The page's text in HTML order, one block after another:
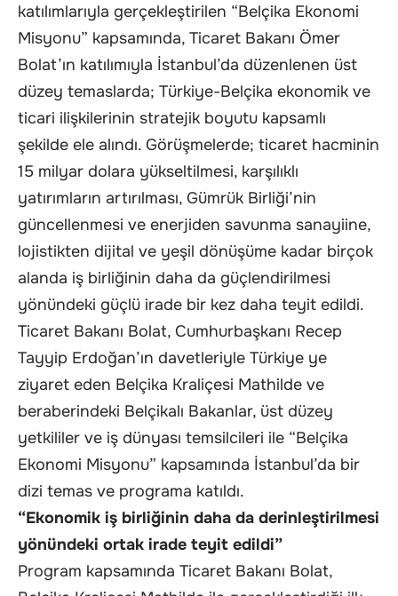
katılımlarıyla gerçekleştirilen “Belçika Ekonomi
Misyonu” kapsamında, Ticaret Bakanı Ömer
Bolat’ın katılımıyla İstanbul’da düzenlenen üst
düzey temaslarda; Türkiye-Belçika ekonomik ve
ticari ilişkilerinin stratejik boyutu kapsamlı
şekilde ele alındı. Görüşmelerde; ticaret hacminin
15 milyar dolara yükseltilmesi, karşılıklı
yatırımların artırılması, Gümrük Birliği’nin
güncellenmesi ve enerjiden savunma sanayiine,
lojistikten dijital ve yeşil dönüşüme kadar birçok
alanda iş birliğinin daha da güçlendirilmesi
yönündeki güçlü irade bir kez daha teyit edildi.
Ticaret Bakanı Bolat, Cumhurbaşkanı Recep
Tayyip Erdoğan’ın davetleriyle Türkiye ye
ziyaret eden Belçika Kraliçesi Mathilde ve
beraberindeki Belçikalı Bakanlar, üst düzey
yetkililer ve iş dünyası temsilcileri ile “Belçika
Ekonomi Misyonu” kapsamında İstanbul’da bir
dizi temas ve programa katıldı.
“Ekonomik iş birliğinin daha da derinleştirilmesi
yönündeki ortak irade teyit edildi”
Program kapsamında Ticaret Bakanı Bolat,